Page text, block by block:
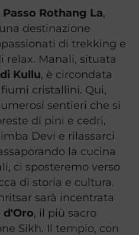
Passo Rothang La,
destinazione
di trekking e
relax. Manali, situata
Kullu, è circondata
cristallini. Qui,
sentieri che si
di pini e cedri,
Devi e rilassarci
la cucina
ci sposteremo verso
di storia e cultura.
sarà incentrata
d'Oro, il più sacro
Sikh. Il tempio, con